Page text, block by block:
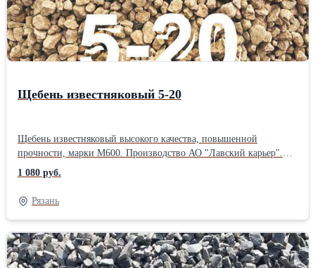
Щебень известняковый 5-20
Щебень известняковый высокого качества, повышенной
прочности, марки М600. Производство АО "Лавский карьер".
Цена указана с учётом погрузки в автотранспорт. Склад
расположен по адресу: Рязанская обл., г. Рыбное,
Железнодорожная территория 1.Производитель: АО "Лавский
карьер" Вид щебня: Известняковый Фракция: Средний Форма
поставки: Навалом Марка щебня: М600
1 080 руб.
Рязань